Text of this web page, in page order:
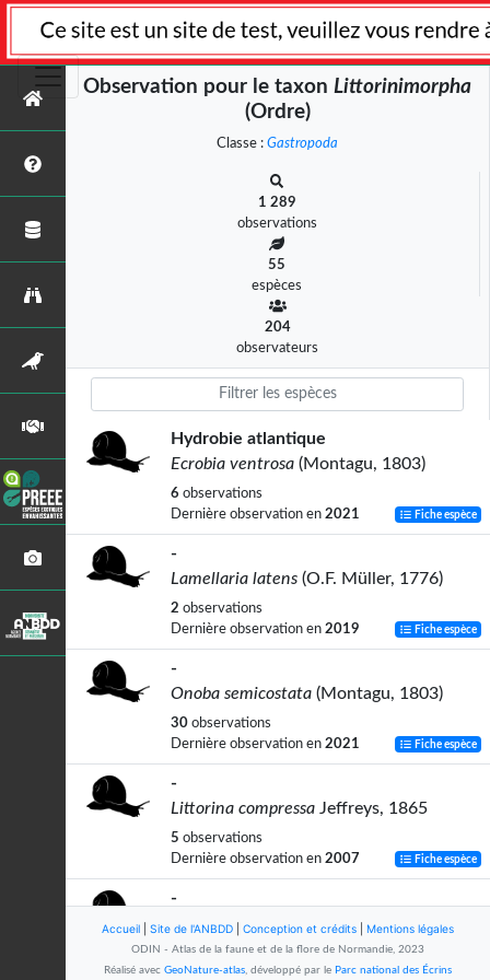
Observation pour le taxon Littorinimorpha
(Ordre)
Classe : Gastropoda
1 289
observations
55
espèces
204
observateurs
Hydrobie atlantique
Ecrobia ventrosa (Montagu, 1803)
6 observations
Dernière observation en 2021 Fiche espèce
-
Lamellaria latens (O.F. Müller, 1776)
2 observations
Dernière observation en 2019 Fiche espèce
-
Onoba semicostata (Montagu, 1803)
30 observations
Dernière observation en 2021 Fiche espèce
-
Littorina compressa Jeffreys, 1865
5 observations
Dernière observation en 2007 Fiche espèce
-
Euspira nitida(Donovan, 1803)
26observations
Dernière observation en2021 Fiche espèce
Accueil Site de l'ANBDD Conception et crédits Mentions légales
ODIN - Atlas de la faune et de la flore de Normandie, 2023
Réalisé avec GeoNature-atlas, développé par le Parc national des Écrins